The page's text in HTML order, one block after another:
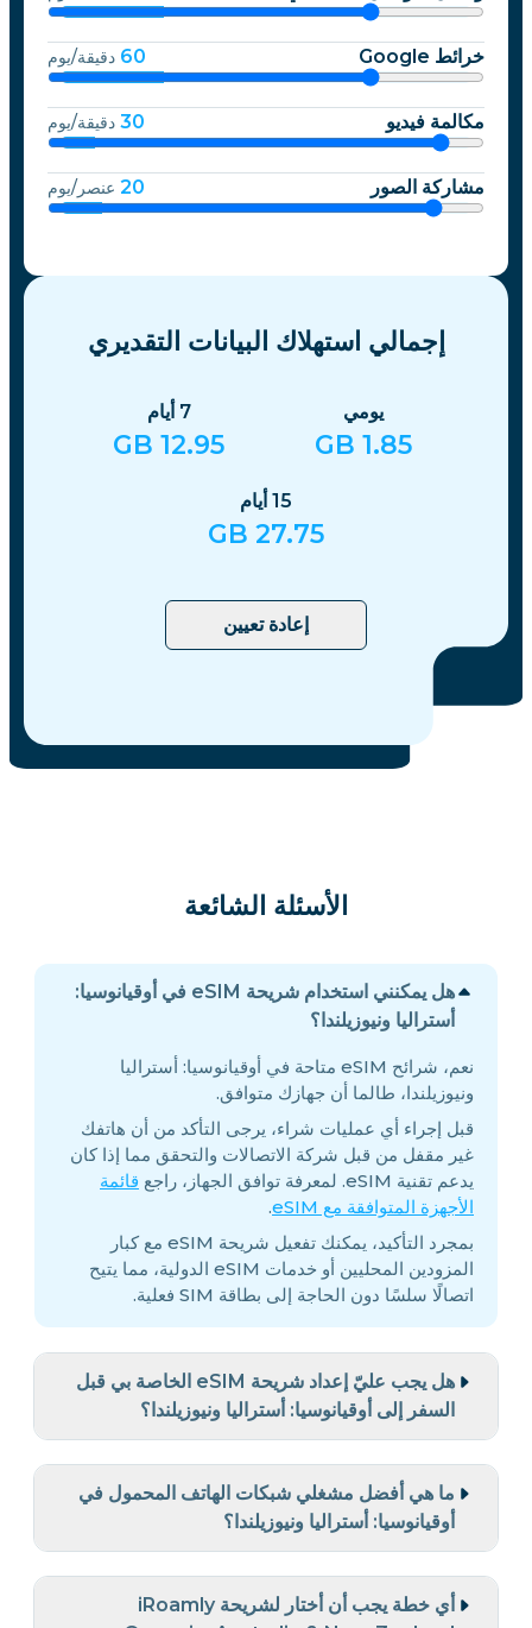
خرائط Google 60 دقيقة/يوم
مكالمة فيديو 30 دقيقة/يوم
مشاركة الصور 20 عنصر/يوم
إجمالي استهلاك البيانات التقديري
يومي
1.85
7 أيام
12.95
15 أيام
27.75
إعادة تعيين
الأسئلة الشائعة
هل يمكنني استخدام شريحة eSIM في أوقيانوسيا:
أستراليا ونيوزيلندا؟
نعم، شرائح eSIM متاحة في أوقيانوسيا: أستراليا
ونيوزيلندا، طالما أن جهازك متوافق.
قبل إجراء أي عمليات شراء، يرجى التأكد من أن هاتفك
غير مقفل من قبل شركة الاتصالات والتحقق مما إذا كان
يدعم تقنية eSIM. لمعرفة توافق الجهاز، راجع
قائمة
الأجهزة المتوافقة مع eSIM
.
بمجرد التأكيد، يمكنك تفعيل شريحة eSIM مع كبار
المزودين المحليين أو خدمات eSIM الدولية، مما يتيح
اتصالًا سلسًا دون الحاجة إلى بطاقة SIM فعلية.
هل يجب عليّ إعداد شريحة eSIM الخاصة بي قبل
السفر إلى أوقيانوسيا: أستراليا ونيوزيلندا؟
ما هي أفضل مشغلي شبكات الهاتف المحمول في
أوقيانوسيا: أستراليا ونيوزيلندا؟
أي خطة يجب أن أختار لشريحة iRoamly